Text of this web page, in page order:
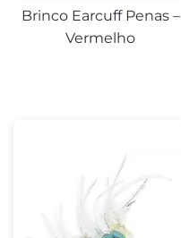
Brinco Earcuff Penas –
Vermelho